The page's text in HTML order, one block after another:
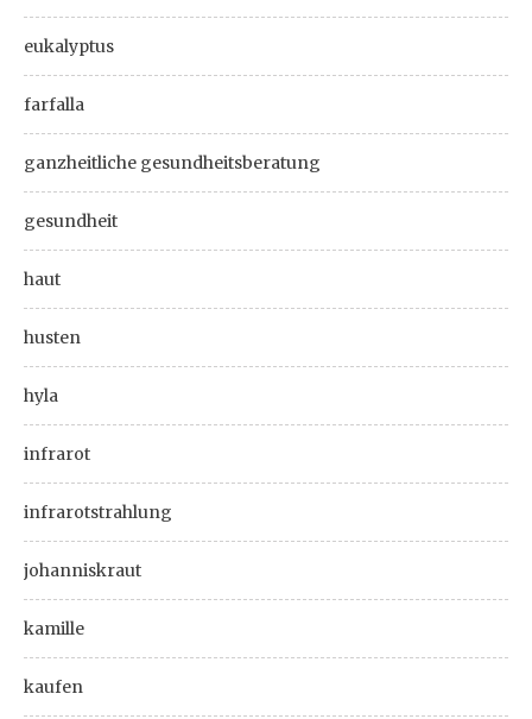
eukalyptus
farfalla
ganzheitliche gesundheitsberatung
gesundheit
haut
husten
hyla
infrarot
infrarotstrahlung
johanniskraut
kamille
kaufen